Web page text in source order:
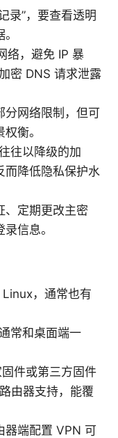
录”，要查看透明
络，避免 IP 暴
密 DNS 请求泄露
分网络限制，但可
衡。
往以降级的加
而降低隐私保护水
、定期更改主密
信息。
，通常也有
常和桌面端一
件或第三方固件
由器支持，能覆
器端配置 VPN 可